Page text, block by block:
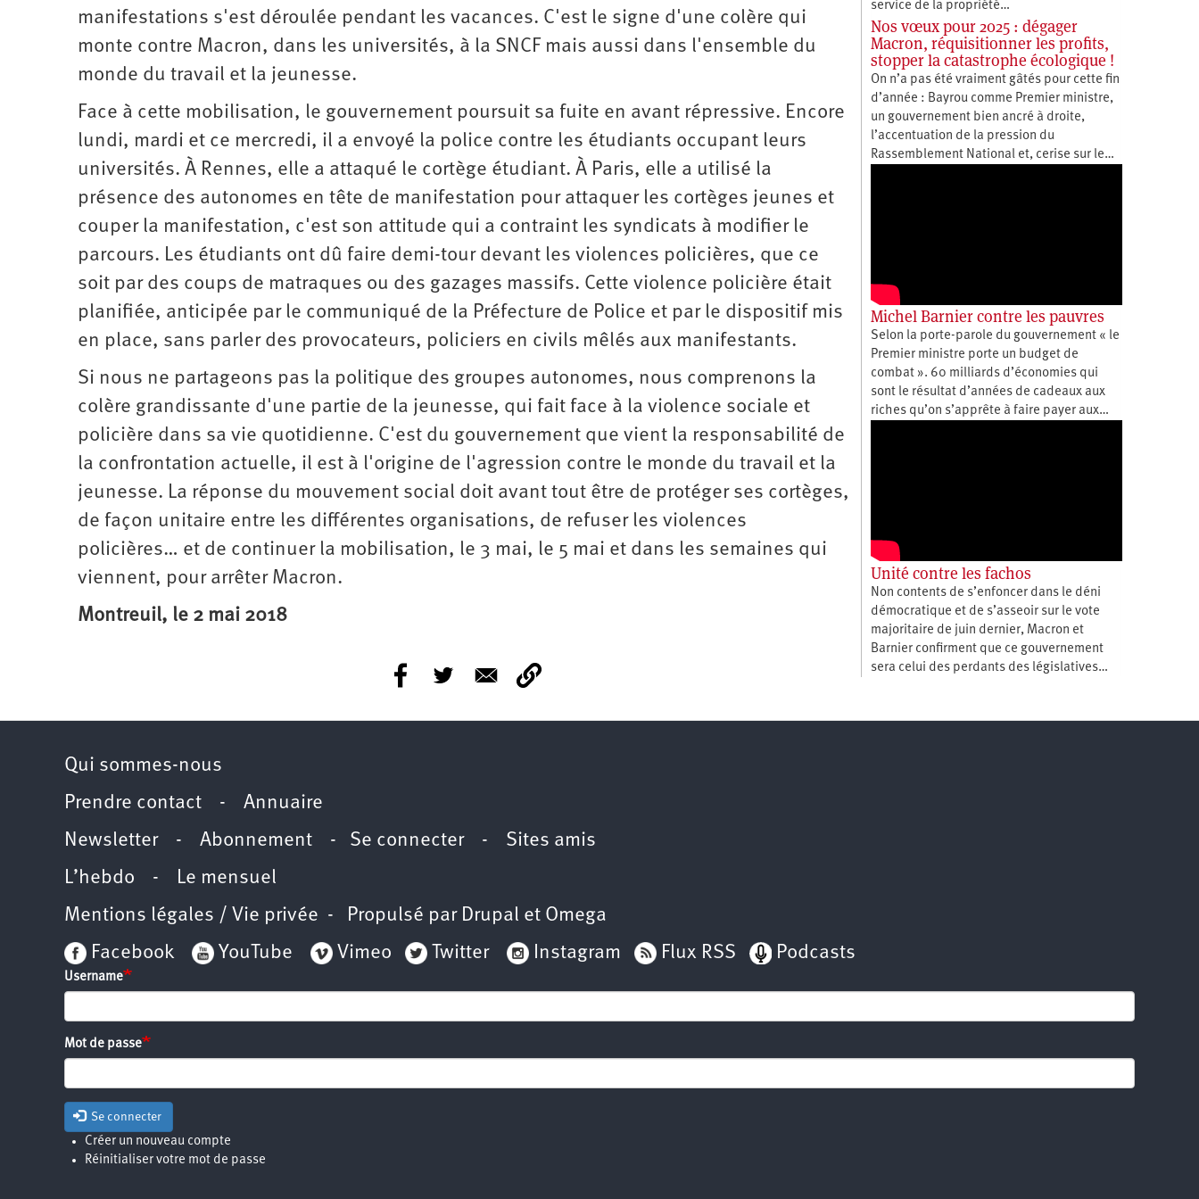
2022
manifestations s'est déroulée pendant les vacances. C'est le signe d'une colère qui
monte contre Macron, dans les universités, à la SNCF mais aussi dans l'ensemble du
monde du travail et la jeunesse.
Face à cette mobilisation, le gouvernement poursuit sa fuite en avant répressive. Encore
lundi, mardi et ce mercredi, il a envoyé la police contre les étudiants occupant leurs
universités. À Rennes, elle a attaqué le cortège étudiant. À Paris, elle a utilisé la
présence des autonomes en tête de manifestation pour attaquer les cortèges jeunes et
couper la manifestation, c'est son attitude qui a contraint les syndicats à modifier le
parcours. Les étudiants ont dû faire demi-tour devant les violences policières, que ce
soit par des coups de matraques ou des gazages massifs. Cette violence policière était
planifiée, anticipée par le communiqué de la Préfecture de Police et par le dispositif mis
en place, sans parler des provocateurs, policiers en civils mêlés aux manifestants.
Si nous ne partageons pas la politique des groupes autonomes, nous comprenons la
colère grandissante d'une partie de la jeunesse, qui fait face à la violence sociale et
policière dans sa vie quotidienne. C'est du gouvernement que vient la responsabilité de
la confrontation actuelle, il est à l'origine de l'agression contre le monde du travail et la
jeunesse. La réponse du mouvement social doit avant tout être de protéger ses cortèges,
de façon unitaire entre les différentes organisations, de refuser les violences
policières… et de continuer la mobilisation, le 3 mai, le 5 mai et dans les semaines qui
viennent, pour arrêter Macron.
Montreuil, le 2 mai 2018
service de la propriété…
Nos vœux pour 2025 : dégager
Macron, réquisitionner les profits,
stopper la catastrophe écologique !
On n’a pas été vraiment gâtés pour cette fin
d’année : Bayrou comme Premier ministre,
un gouvernement bien ancré à droite,
l’accentuation de la pression du
Rassemblement National et, cerise sur le…
Michel Barnier contre les pauvres
Selon la porte-parole du gouvernement « le
Premier ministre porte un budget de
combat ». 60 milliards d’économies qui
sont le résultat d’années de cadeaux aux
riches qu’on s’apprête à faire payer aux…
Unité contre les fachos
Non contents de s’enfoncer dans le déni
démocratique et de s’asseoir sur le vote
majoritaire de juin dernier, Macron et
Barnier confirment que ce gouvernement
sera celui des perdants des législatives…
Qui sommes-nous
Prendre contact - Annuaire
Newsletter - Abonnement - Se connecter- Sites amis
L’hebdo - Le mensuel
Mentions légales / Vie privée - Propulsé par Drupal et Omega
Facebook
YouTube Vimeo Twitter Instagram Flux RSS Podcasts
Username
Mot de passe
Se connecter
Créer un nouveau compte
Réinitialiser votre mot de passe